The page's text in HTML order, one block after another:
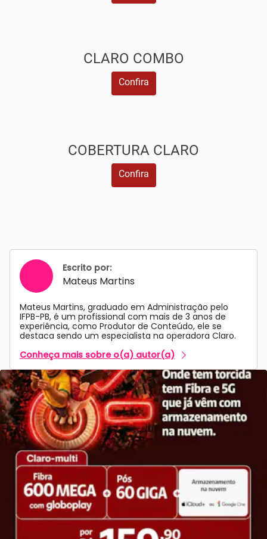
CLARO COMBO
Confira
COBERTURA CLARO
Confira
Escrito por:
Mateus Martins
Mateus Martins, graduado em Administração pelo
IFPB-PB, é um profissional com mais de 3 anos de
experiência, como Produtor de Conteúdo, ele se
destaca sendo um especialista na operadora Claro.
Conheça mais sobre o(a) autor(a)